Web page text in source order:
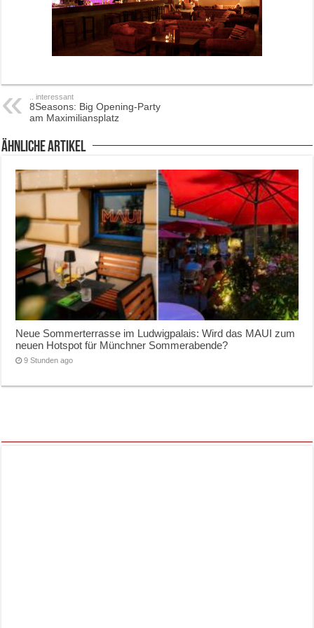
.. interessant
8Seasons: Big Opening-Party
am Maximiliansplatz
ähnliche Artikel
Neue Sommerterrasse im Ludwigpalais: Wird das MAUI zum
neuen Hotspot für Münchner Sommerabende?
9 Stunden ago